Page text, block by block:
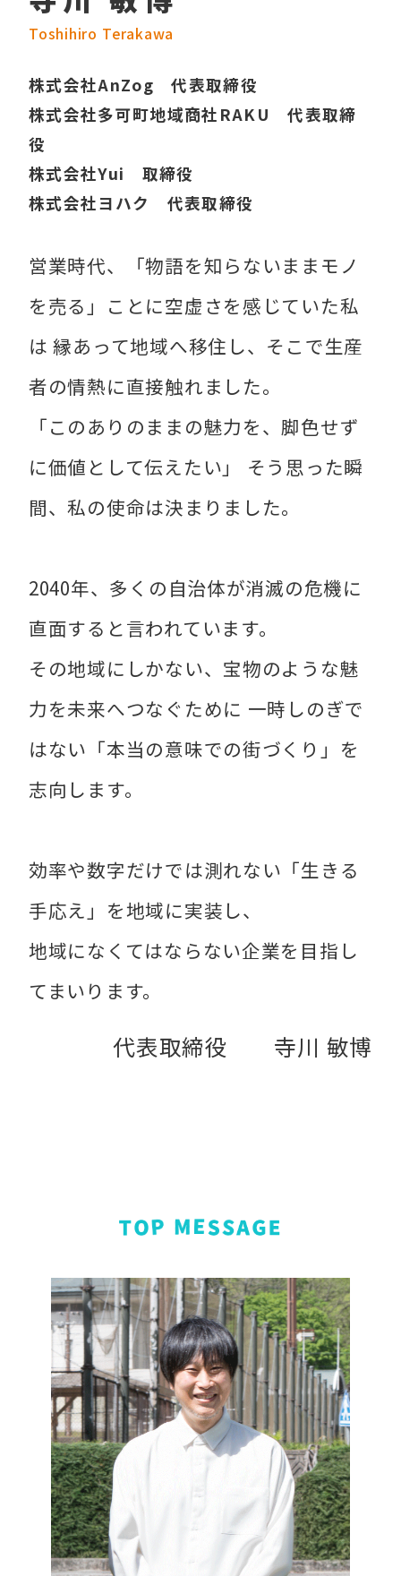
Toshihiro Terakawa
株式会社AnZog 代表取締役
株式会社多可町地域商社RAKU 代表取締
役
株式会社Yui 取締役
株式会社ヨハク 代表取締役
営業時代、「物語を知らないままモノ
を売る」ことに空虚さを感じていた私
は 縁あって地域へ移住し、そこで生産
者の情熱に直接触れました。
「このありのままの魅力を、脚色せず
に価値として伝えたい」 そう思った瞬
間、私の使命は決まりました。
2040年、多くの自治体が消滅の危機に
直面すると言われています。
その地域にしかない、宝物のような魅
力を未来へつなぐために 一時しのぎで
はない「本当の意味での街づくり」を
志向します。
効率や数字だけでは測れない「生きる
手応え」を地域に実装し、
地域になくてはならない企業を目指し
てまいります。
代表取締役 寺川 敏博